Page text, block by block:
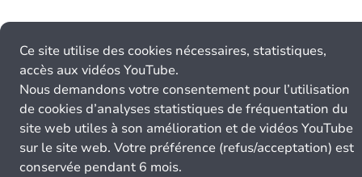
Ce site utilise des cookies nécessaires, statistiques,
accès aux vidéos YouTube.
Nous demandons votre consentement pour l’utilisation
de cookies d’analyses statistiques de fréquentation du
site web utiles à son amélioration et de vidéos YouTube
sur le site web. Votre préférence (refus/acceptation) est
conservée pendant 6 mois.